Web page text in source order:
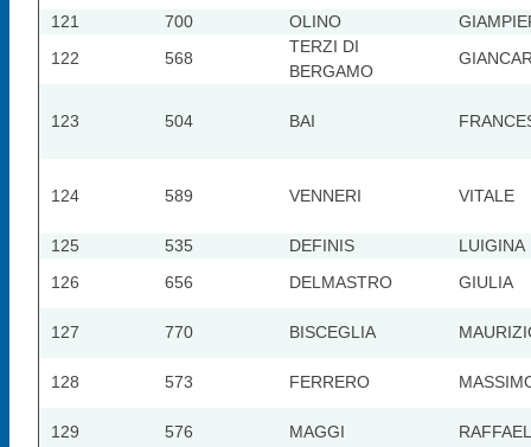
121
700 OLINO
122
568
TERZI DI
BERGAMO
123 504 BAI
124 589 VENNERI VITALE
125 535 DEFINIS
LUIGINA
126
656 DELMASTRO GIULIA
127 770 BISCEGLIA
128 573 FERRERO
129 576 MAGGI